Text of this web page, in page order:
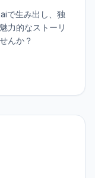
で生み出し、独
力的なストーリ
んか？